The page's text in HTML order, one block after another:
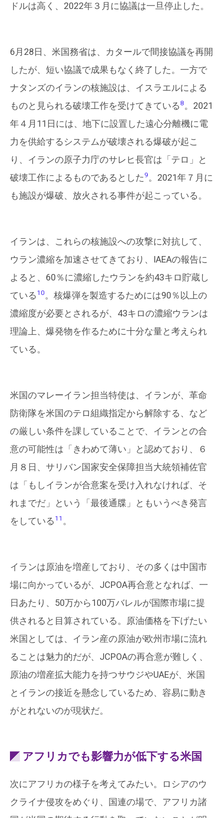
ドルは高く、2022年３月に協議は一旦停止した。
6月28日、米国務省は、カタールで間接協議を再開
したが、短い協議で成果もなく終了した。一方で
ナタンズのイランの核施設は、イスラエルによる
ものと見られる破壊工作を受けてきている8。2021
年４月11日には、地下に設置した遠心分離機に電
力を供給するシステムが破壊される爆破が起こ
り、イランの原子力庁のサレヒ長官は「テロ」と
破壊工作によるものであるとした9。2021年７月に
も施設が爆破、放火される事件が起こっている。
イランは、これらの核施設への攻撃に対抗して、
ウラン濃縮を加速させてきており、IAEAの報告に
よると、60％に濃縮したウランを約43キロ貯蔵し
ている10。核爆弾を製造するためには90％以上の
濃縮度が必要とされるが、43キロの濃縮ウランは
理論上、爆発物を作るために十分な量と考えられ
ている。
米国のマレーイラン担当特使は、イランが、革命
防衛隊を米国のテロ組織指定から解除する、など
の厳しい条件を課していることで、イランとの合
意の可能性は「きわめて薄い」と認めており、６
月８日、サリバン国家安全保障担当大統領補佐官
は「もしイランが合意案を受け入れなければ、そ
れまでだ」という「最後通牒」ともいうべき発言
をしている11 。
イランは原油を増産しており、その多くは中国市
場に向かっているが、JCPOA再合意となれば、一
日あたり、50万から100万バレルが国際市場に提
供されると目算されている。原油価格を下げたい
米国としては、イラン産の原油が欧州市場に流れ
ることは魅力的だが、JCPOAの再合意が難しく、
原油の増産拡大能力を持つサウジやUAEが、米国
とイランの接近を懸念しているため、容易に動き
がとれないのが現状だ。
アフリカでも影響力が低下する米国
次にアフリカの様子を考えてみたい。ロシアのウ
クライナ侵攻をめぐり、国連の場で、アフリカ諸